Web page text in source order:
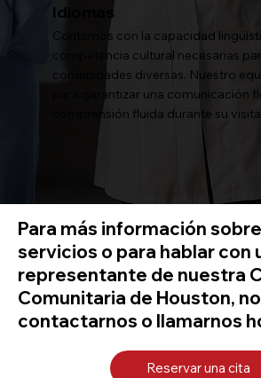
Idiomas
Contamos con la capacidad
competencia cultural necesarias
comunidades diversas. Nuestro
para garantizar una comunicación
comprensión fluida durante su
Para más información
servicios o para hablar con
representante de nuestra
Comunitaria de Houston,
contactarnos o llamarnos
Reservar una cita